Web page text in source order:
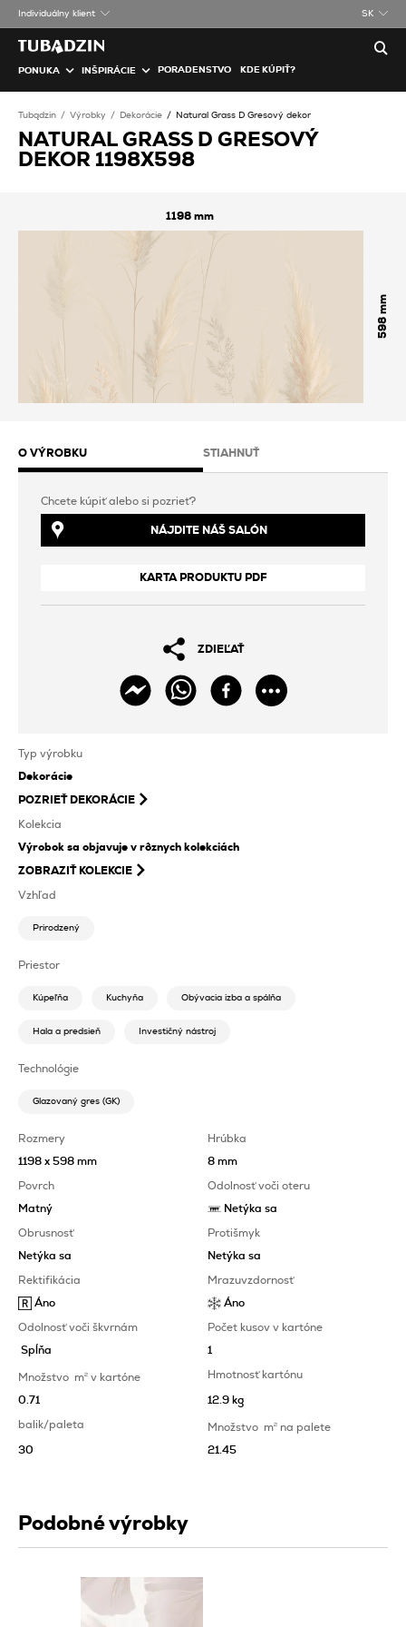
Individuálny klient SK
PONUKA INŠPIRÁCIE PORADENSTVO KDE KÚPIŤ?
Tubądzin Výrobky Dekorácie Natural Grass D Gresový dekor
NATURAL GRASS D GRESOVÝ
DEKOR 1198X598
1198
598
O VÝROBKU STIAHNUŤ
Chcete kúpiť alebo si pozrieť?
NÁJDITE NÁŠ SALÓN
KARTA PRODUKTU PDF
ZDIEĽAŤ
Typ výrobku
Dekorácie
POZRIEŤDEKORÁCIE
Kolekcia
Výrobok sa objavuje v rôznych kolekciách
ZOBRAZIŤ KOLEKCIE
Vzhľad
Prirodzený
Priestor
Kúpeľňa Kuchyňa Obývacia izba a spálňa
Hala a predsieň Investičný nástroj
Technológie
Glazovaný gres (GK)
Rozmery
1198 x 598 mm
Hrúbka
8 mm
Povrch
Matný
Odolnosť voči oteru
Netýka sa
Obrusnosť
Netýka sa
Protišmyk
Netýka sa
Rektifikácia
Áno
Mrazuvzdornosť
Áno
Odolnosť voči škvrnám
Spĺňa
Počet kusov v kartóne
1
Množstvo m2 v kartóne
0.71
Hmotnosť kartónu
12.9 kg
balik/paleta
30
Množstvom2 na palete
21.45
Podobné výrobky